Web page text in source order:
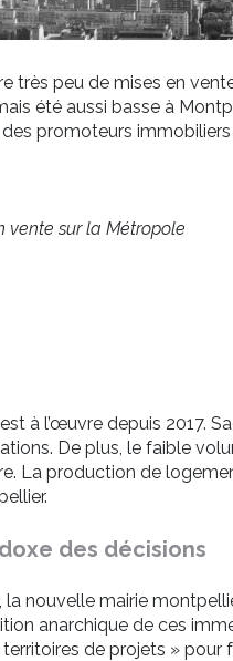
peu de mises en
été aussi basse à
des promoteurs
vente sur la Métropole
à l’œuvre depuis 2017.
De plus, le faible
La production de
des décisions
la nouvelle mairie
anarchique de ces
de projets » pour